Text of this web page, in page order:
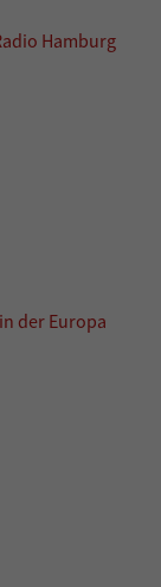
Hamburg
der Europa